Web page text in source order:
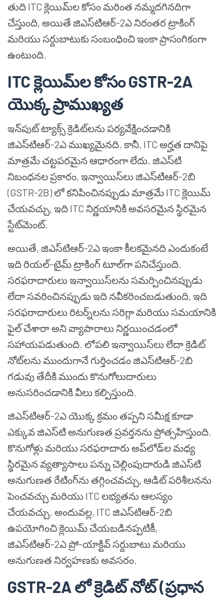
తుది ITC క్లెయిమ్‌ల కోసం మరింత నమ్మదగినదిగా
చేస్తుంది, అయితే జిఎస్‌టి‌ఆర్-2ఎ నిరంతర ట్రాకింగ్
మరియు సర్దుబాటుకు సంబంధించి ఇంకా ప్రాసంగికంగా
ఉంటుంది.
ITC క్లెయిమ్‌ల కోసం GSTR-2A
యొక్క ప్రాముఖ్యత
ఇన్‌పుట్ ట్యాక్స్ క్రెడిట్‌లను పర్యవేక్షించడానికి
జిఎస్‌టి‌ఆర్-2ఎ ముఖ్యమైనది. కానీ, ITC అర్హత దానిపై
మాత్రమే చట్టపరమైన ఆధారంగా లేదు. జిఎస్‌టి
నిబంధనల ప్రకారం, ఇన్వాయిస్‌లు జిఎస్‌టి‌ఆర్-2బి
(GSTR-2B) లో కనిపించినప్పుడు మాత్రమే ITC క్లెయిమ్
చేయవచ్చు, ఇది ITC నిర్ణయానికి అవసరమైన స్థిరమైన
స్టేట్‌మెంట్.
అయితే, జిఎస్‌టి‌ఆర్-2ఎ ఇంకా కీలకమైనది ఎందుకంటే
ఇది రియల్-టైమ్ ట్రాకింగ్ టూల్‌గా పనిచేస్తుంది.
సరఫరాదారులు ఇన్వాయిస్‌లను సమర్పించినప్పుడు
లేదా సవరించినప్పుడు ఇది నవీకరించబడుతుంది, ఇది
సరఫరాదారులు రిటర్న్‌లను సరిగ్గా మరియు సమయానికి
ఫైల్ చేశారా అని వ్యాపారాలు నిర్ణయించడంలో
సహాయపడుతుంది. లోపలి ఇన్వాయిస్‌లు లేదా క్రెడిట్
నోట్‌లను ముందుగానే గుర్తించడం జిఎస్‌టి‌ఆర్-2బి
గడువు తేదీకి ముందు కొనుగోలుదారులు
అనుసరించడానికి వీలు కల్పిస్తుంది.
జిఎస్‌టి‌ఆర్-2ఎ యొక్క క్రమం తప్పని సమీక్ష కూడా
ఎక్కువ జిఎస్‌టి అనుగుణత ప్రవర్తనను ప్రోత్సహిస్తుంది.
కొనుగోళ్లు మరియు సరఫరాదారు అప్‌లోడ్‌ల మధ్య
స్థిరమైన వ్యత్యాసాలు పన్ను చెల్లింపుదారుడి జిఎస్‌టి
అనుగుణత రేటింగ్‌ను తగ్గించవచ్చు, ఆడిట్ పరిశీలనను
పెంచవచ్చు మరియు ITC లభ్యతను ఆలస్యం
చేయవచ్చు. అందువల్ల, ITC జిఎస్‌టి‌ఆర్-2బి
ఉపయోగించి క్లెయిమ్ చేయబడినప్పటికీ,
జిఎస్‌టి‌ఆర్-2ఎ ప్రో-యాక్టివ్ సర్దుబాటు మరియు
అనుగుణత నిర్వహణకు అవసరం.
GSTR-2A లో క్రెడిట్ నోట్ (ప్రధాన